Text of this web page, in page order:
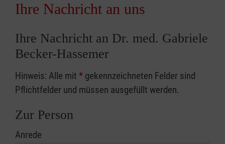
Ihre Nachricht an uns
Ihre Nachricht an Dr. med. Gabriele
Becker-Hassemer
Hinweis: Alle mit * gekennzeichneten Felder sind
Pflichtfelder und müssen ausgefüllt werden.
Zur Person
Anrede